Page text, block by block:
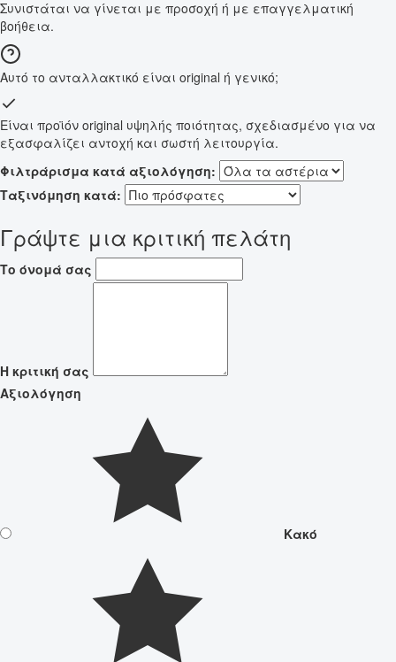
Συνιστάται να γίνεται με προσοχή ή με επαγγελματική
βοήθεια.
Αυτό το ανταλλακτικό είναι original ή γενικό;
Είναι προϊόν original υψηλής ποιότητας, σχεδιασμένο για να
εξασφαλίζει αντοχή και σωστή λειτουργία.
Φιλτράρισμα κατά αξιολόγηση:
Ταξινόμηση κατά:
Γράψτε μια κριτική πελάτη
Το όνομά σας
Η κριτική σας
Αξιολόγηση
Κακό